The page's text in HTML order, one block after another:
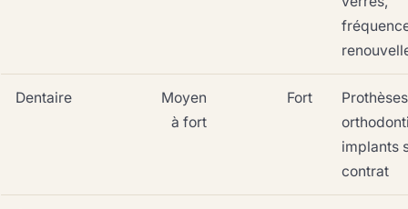
Dentaire
Moyen
à fort
Fort
implants
contrat